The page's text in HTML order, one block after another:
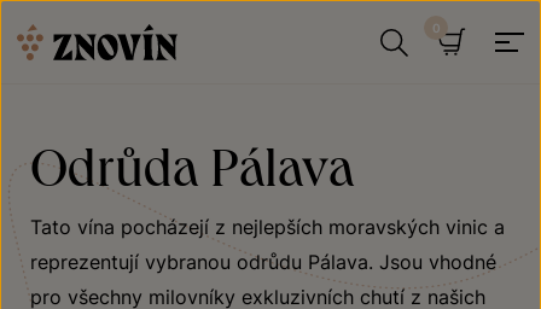
Odrůda Pálava
Tato vína pocházejí z nejlepších moravských vinic a
reprezentují vybranou odrůdu Pálava. Jsou vhodné
pro všechny milovníky exkluzivních chutí z našich